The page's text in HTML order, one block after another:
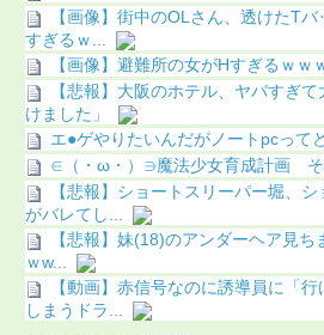
【画像】街中のOLさん、透けたT
すぎるｗ...
【画像】避難所の女がHすぎるｗｗ
【悲報】大阪のホテル、ヤバすぎ
けました」
エ●ゲやりたいんだがノートpcって
∈（・ω・）∋魔法少女育成計画 そ
【悲報】ショートスリーパー堀、
がバレてし...
【悲報】妹(18)のアンダーヘア見
ｗw...
【動画】赤信号なのに誘導員に「
しまうドラ...